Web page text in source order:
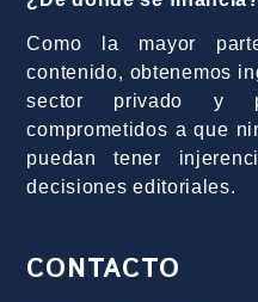
Como la mayor
contenido, obtenemos
sector privado y
comprometidos a que
puedan tener
decisiones editoriales.
CONTACTO